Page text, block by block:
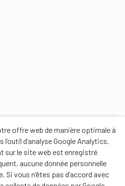
offre web de manière optimale à
d’analyse Google Analytics.
sur le site web est enregistré
aucune donnée personnelle
Si vous n’êtes pas d’accord avec